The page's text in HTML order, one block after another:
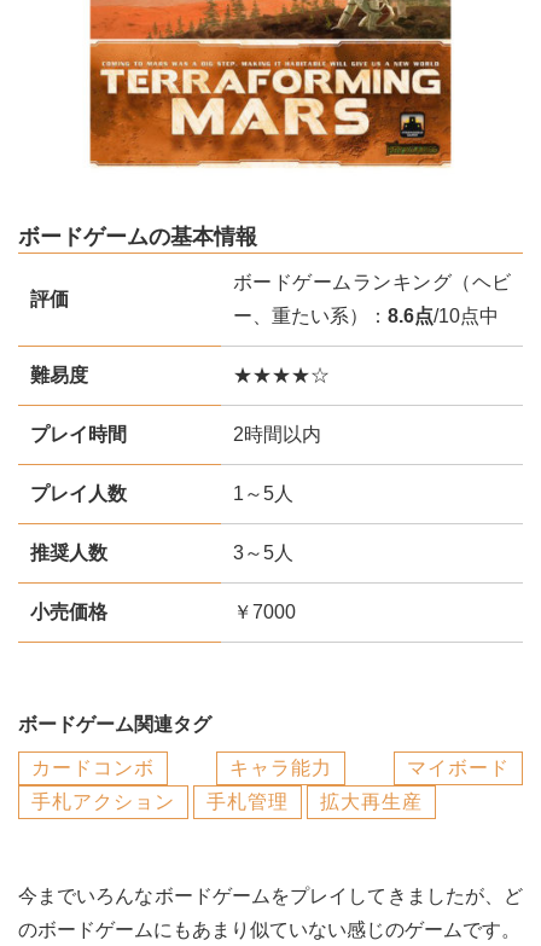
ボードゲームの基本情報
評価
ボードゲームランキング（ヘビ
ー、重たい系）： 8.6点/10点中
難易度 ★★★★☆
プレイ時間 2時間以内
プレイ人数 1～5人
推奨人数 3～5人
小売価格 ￥7000
ボードゲーム関連タグ
カードコンボ キャラ能力
マイボード
手札アクション
手札管理 拡大再生産
今までいろんなボードゲームをプレイしてきましたが、ど
のボードゲームにもあまり似ていない感じのゲームです。